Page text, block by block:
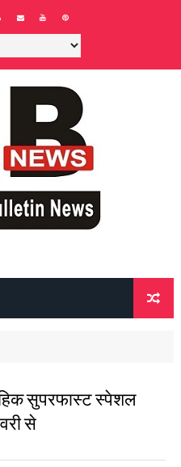
सुपरफास्ट स्पेशल
से